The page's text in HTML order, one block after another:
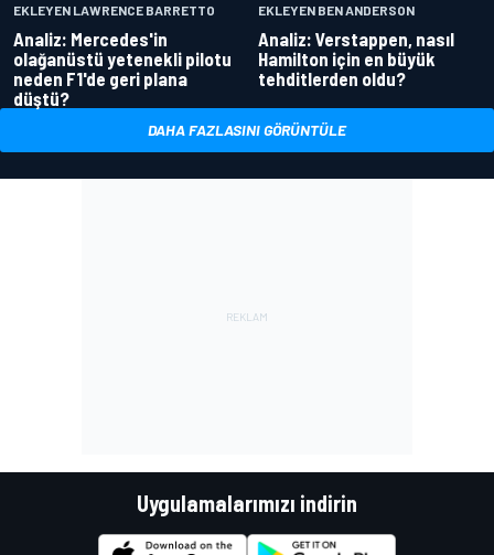
EKLEYEN LAWRENCE BARRETTO
Analiz: Mercedes'in
olağanüstü yetenekli pilotu
neden F1'de geri plana
düştü?
EKLEYEN BEN ANDERSON
Analiz: Verstappen, nasıl
Hamilton için en büyük
tehditlerden oldu?
DAHA FAZLASINI GÖRÜNTÜLE
Uygulamalarımızı indirin